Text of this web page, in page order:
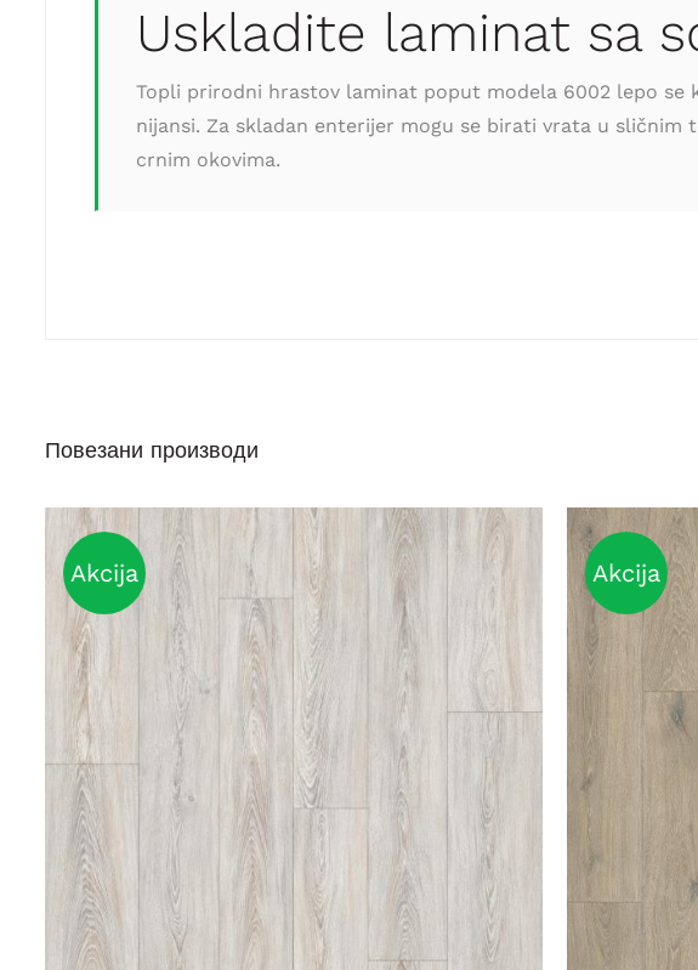
Uskladite laminat sa
Topli prirodni hrastov laminat poput modela 6002 lepo se
nijansi. Za skladan enterijer mogu se birati vrata u
crnim okovima.
Повезани производи
Akcija
DETAILS
Akcija